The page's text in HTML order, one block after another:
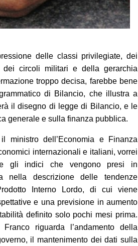
delle classi privilegiate, dei
dei circoli militari e della gerarchia
troppo decisa, farebbe bene
di Bilancio, che illustra a
il disegno di legge di Bilancio, e le
generale e sulla finanza pubblica.
ministro dell’Economia e Finanza
internazionali e italiani, vorrei
e gli indici che vengono presi in
nella descrizione delle tendenze
Interno Lordo, di cui viene
e una previsione in aumento
definito solo pochi mesi prima.
riguarda l’andamento della
il mantenimento dei dati sulla